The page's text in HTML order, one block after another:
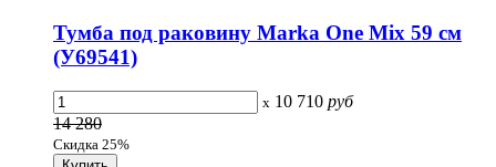
Тумба под раковину Marka One Mix 59 см
(У69541)
x 10 710 руб
14 280
Скидка 25%